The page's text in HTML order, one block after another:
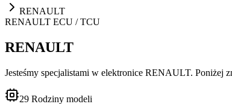
RENAULT
RENAULT ECU / TCU
RENAULT
Jesteśmy specjalistami w elektronice RENAULT. Poniżej
29 Rodziny modeli